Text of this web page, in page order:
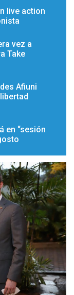
live action
vez a
Take
Afiuni
en “sesión